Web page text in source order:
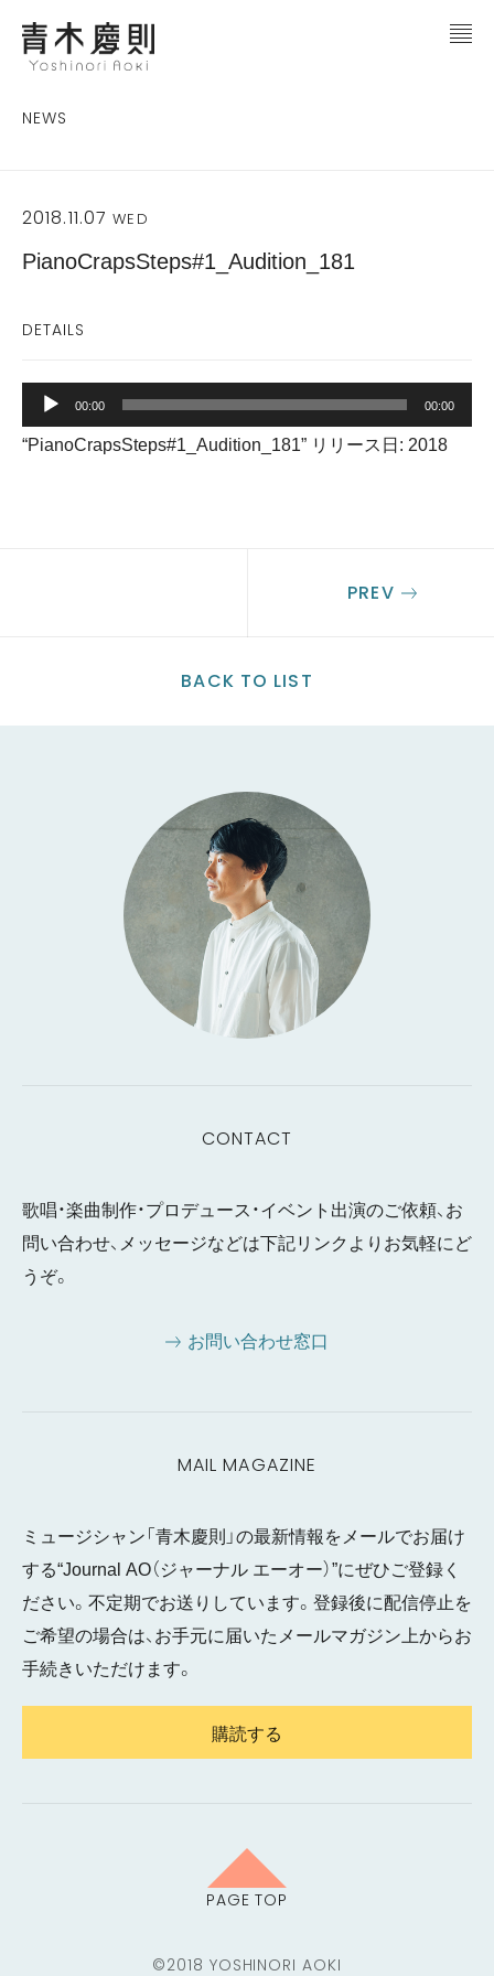
NEWS
2018.11.07WED
PianoCrapsSteps#1_Audition_181
DETAILS
音
プ
レ
00:00 00:00
“PianoCrapsSteps#1_Audition_181” リリース日: 2018
BACK TO LIST
PREV
CONTACT
歌唱・楽曲制作・プロデュース・イベント出演のご依頼、お
問い合わせ、メッセージなどは下記リンクよりお気軽にど
うぞ。
お問い合わせ窓口
MAIL MAGAZINE
ミュージシャン「青木慶則」の最新情報をメールでお届け
する“Journal AO（ジャーナル エーオー）”にぜひご登録く
ださい。不定期でお送りしています。登録後に配信停止を
ご希望の場合は、お手元に届いたメールマガジン上からお
手続きいただけます。
購読する
PAGE TOP
©2018 YOSHINORI AOKI